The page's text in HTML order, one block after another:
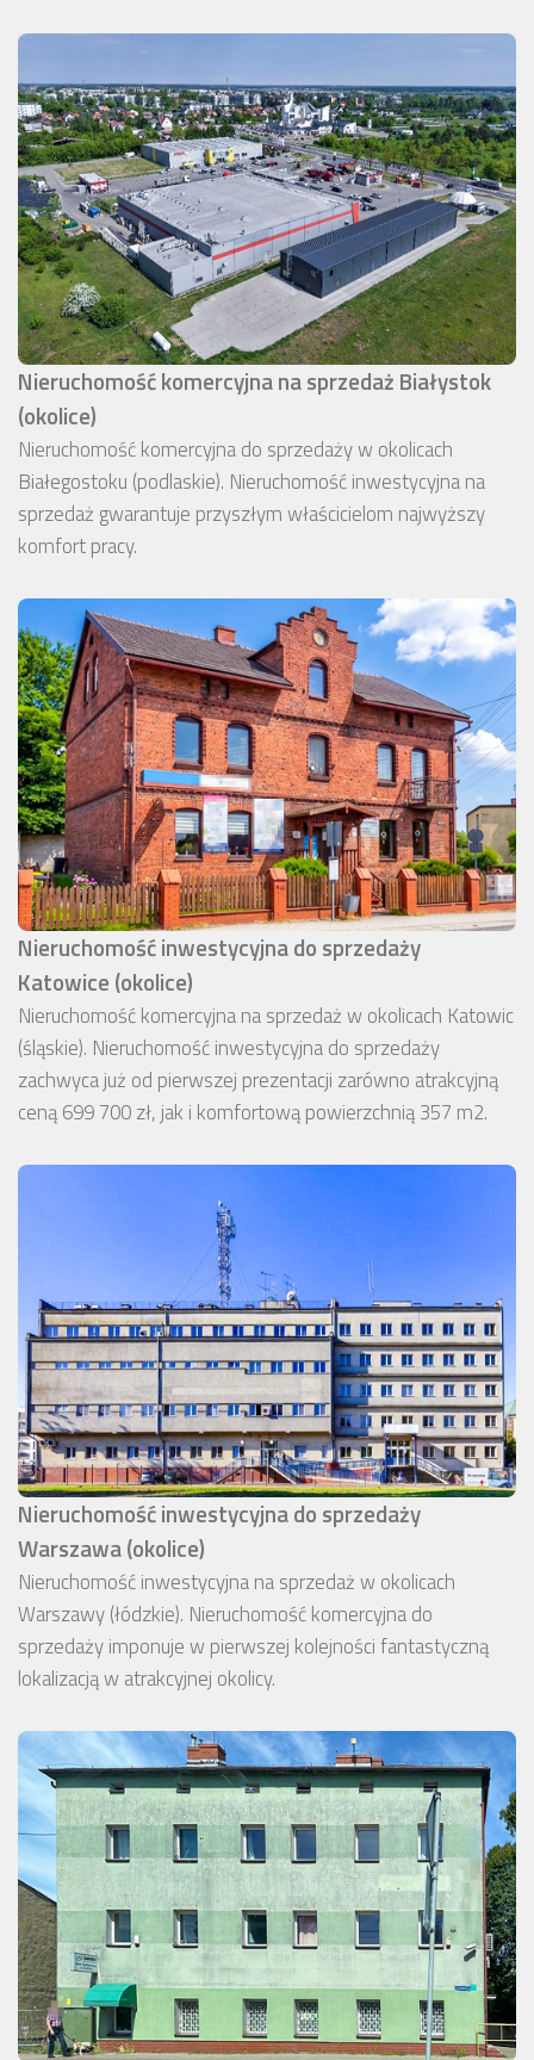
Nieruchomość komercyjna na sprzedaż Białystok
(okolice)
Nieruchomość komercyjna do sprzedaży w okolicach
Białegostoku (podlaskie). Nieruchomość inwestycyjna na
sprzedaż gwarantuje przyszłym właścicielom najwyższy
komfort pracy.
Nieruchomość inwestycyjna do sprzedaży
Katowice (okolice)
Nieruchomość komercyjna na sprzedaż w okolicach Katowic
(śląskie). Nieruchomość inwestycyjna do sprzedaży
zachwyca już od pierwszej prezentacji zarówno atrakcyjną
ceną 699 700 zł, jak i komfortową powierzchnią 357 m2.
Nieruchomość inwestycyjna do sprzedaży
Warszawa (okolice)
Nieruchomość inwestycyjna na sprzedaż w okolicach
Warszawy (łódzkie). Nieruchomość komercyjna do
sprzedaży imponuje w pierwszej kolejności fantastyczną
lokalizacją w atrakcyjnej okolicy.